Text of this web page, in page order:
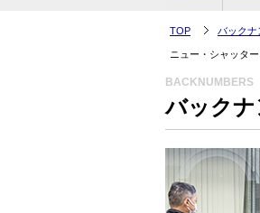
TOP バックナ
ニュー・シャッタ
BACKNUMBERS
バックナ